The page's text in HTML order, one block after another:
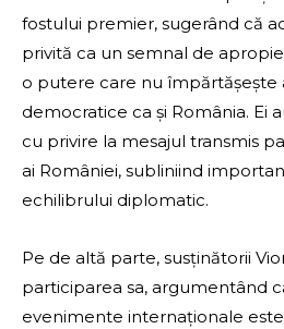
fostului premier, sugerând că
privită ca un semnal de
o putere care nu împărtășește
democratice ca și România. Ei
cu privire la mesajul transmis
ai României, subliniind
echilibrului diplomatic.
Pe de altă parte, susținătorii
participarea sa, argumentând
evenimente internaționale